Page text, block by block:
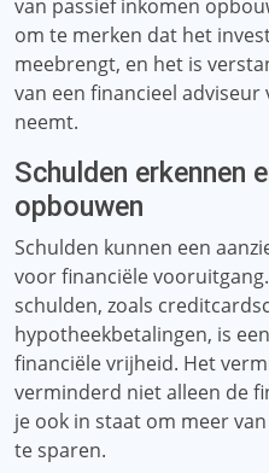
van passief inkomen
om te merken dat het
meebrengt, en het is
van een financieel
neemt.
Schulden erkennen
opbouwen
Schulden kunnen een
voor financiële
schulden, zoals
hypotheekbetalingen, is
financiële vrijheid. Het
verminderd niet alleen de
je ook in staat om meer
te sparen.